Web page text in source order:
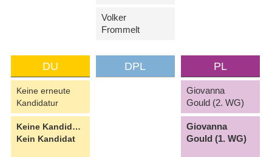
Volker
Frommelt
DU
Keine erneute
Kandidatur
Keine Kandidatin
Kein Kandidat
DPL PL
Giovanna
Gould (2. WG)
Giovanna
Gould (1. WG)